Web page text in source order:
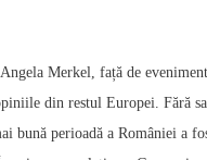
Merkel, față de
din restul Europei. Fără
bună perioadă a României a